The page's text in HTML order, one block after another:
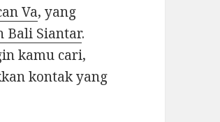
Va, yang
Bali Siantar.
kamu cari,
kontak yang